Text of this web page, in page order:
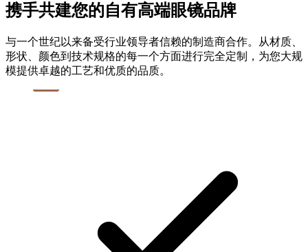
携手共建您的自有高端眼镜品牌
与一个世纪以来备受行业领导者信赖的制造商合作。从材质、
形状、颜色到技术规格的每一个方面进行完全定制，为您大规
模提供卓越的工艺和优质的品质。